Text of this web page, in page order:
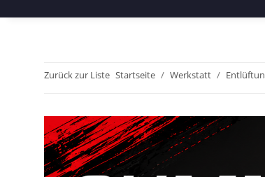
Zurück zur Liste Startseite Werkstatt